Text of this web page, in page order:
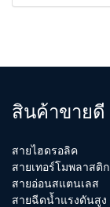
สินค้าขายดี
สายไฮดรอลิค
สายเทอร์โมพลาสติก
สายอ่อนสแตนเลส
สายฉีดน้ำแรงดันสูง